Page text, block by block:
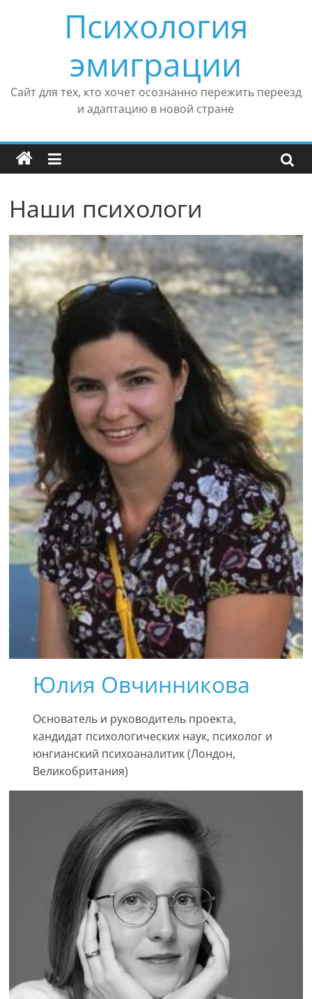
содержимомуПсихология
эмиграции
Сайт для тех, кто хочет осознанно пережить переезд
и адаптацию в новой стране
Наши психологи
Юлия Овчинникова
Основатель и руководитель проекта,
кандидат психологических наук, психолог и
юнгианский психоаналитик (Лондон,
Великобритания)